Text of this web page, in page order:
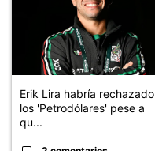
Erik Lira habría rechazado
los 'Petrodólares' pese a
qu...